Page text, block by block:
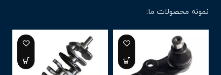
نمونه محصولات ما: